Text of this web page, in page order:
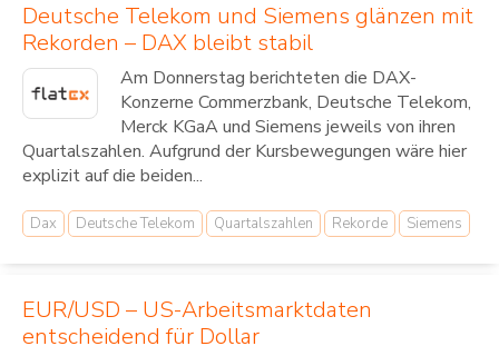
Deutsche Telekom und Siemens glänzen mit
Rekorden – DAX bleibt stabil
Am Donnerstag berichteten die DAX-
Konzerne Commerzbank, Deutsche Telekom,
Merck KGaA und Siemens jeweils von ihren
Quartalszahlen. Aufgrund der Kursbewegungen wäre hier
explizit auf die beiden...
Dax Deutsche Telekom Quartalszahlen Rekorde Siemens
EUR/USD – US-Arbeitsmarktdaten
entscheidend für Dollar